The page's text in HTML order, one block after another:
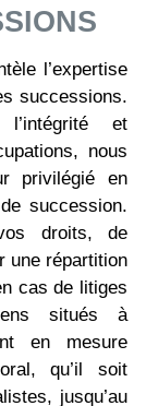
l’expertise
successions.
et
nous
privilégié en
succession.
droits, de
une répartition
cas de litiges
situés à
en mesure
qu’il soit
jusqu’au